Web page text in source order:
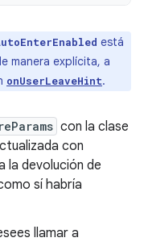
está
manera explícita, a
onUserLeaveHint.
con la clase
con
la devolución de
sí habría
llamar a